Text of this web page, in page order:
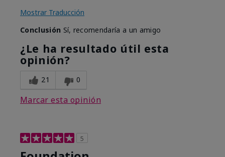
Mostrar Traducción
Conclusión Sí, recomendaría a un amigo
¿Le ha resultado útil esta
opinión?
21 0
Marcar esta opinión
5